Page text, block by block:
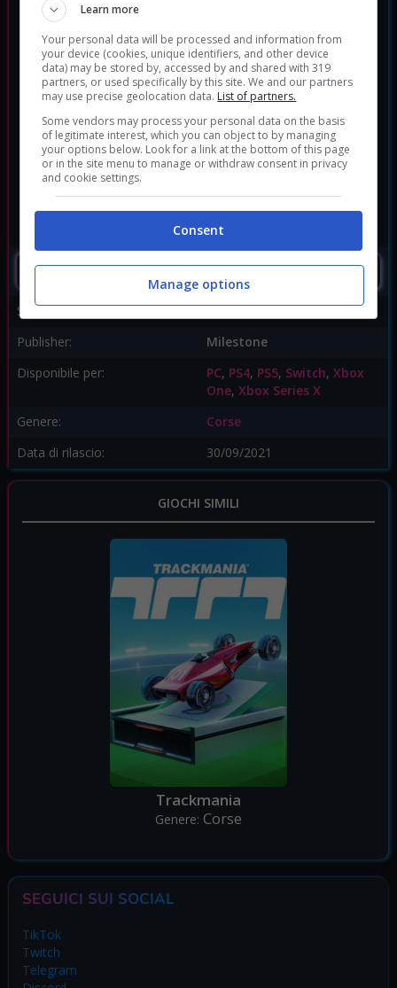
SEGUIMI
Sviluppatore:
Milestone
Publisher:
Milestone
Disponibile per:
PC, PS4, PS5, Switch, Xbox
One, Xbox Series X
Genere:
Corse
Data di rilascio:
30/09/2021
GIOCHI SIMILI
Trackmania
Genere: Corse
SEGUICI SUI SOCIAL
TikTok
Twitch
Telegram
Learn more
Your personal data will be processed and information from
your device (cookies, unique identifiers, and other device
data) may be stored by, accessed by and shared with 319
partners, or used specifically by this site. We and our partners
may use precise geolocation data. List of partners.
Some vendors may process your personal data on the basis
of legitimate interest, which you can object to by managing
your options below. Look for a link at the bottom of this page
or in the site menu to manage or withdraw consent in privacy
and cookie settings.
Consent
Manage options